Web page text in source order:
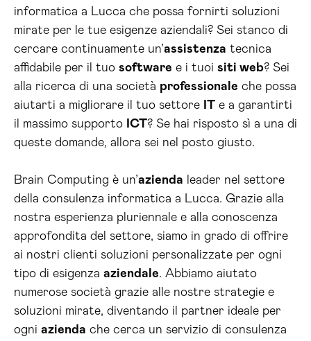
informatica a Lucca che possa fornirti soluzioni
mirate per le tue esigenze aziendali? Sei stanco di
cercare continuamente un’assistenza tecnica
affidabile per il tuo software e i tuoi siti web? Sei
alla ricerca di una società professionale che possa
aiutarti a migliorare il tuo settore IT e a garantirti
il massimo supporto ICT? Se hai risposto sì a una di
queste domande, allora sei nel posto giusto.
Brain Computing è un’azienda leader nel settore
della consulenza informatica a Lucca. Grazie alla
nostra esperienza pluriennale e alla conoscenza
approfondita del settore, siamo in grado di offrire
ai nostri clienti soluzioni personalizzate per ogni
tipo di esigenza aziendale. Abbiamo aiutato
numerose società grazie alle nostre strategie e
soluzioni mirate, diventando il partner ideale per
ogni azienda che cerca un servizio di consulenza